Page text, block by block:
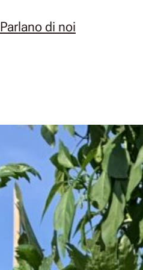
Parlano di noi